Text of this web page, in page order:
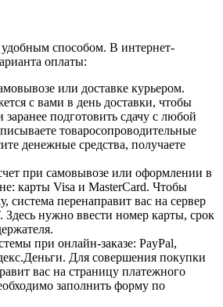
способом. В интернет-
оплаты:
или доставке курьером.
с вами в день доставки, чтобы
заранее подготовить сдачу с любой
товаросопроводительные
денежные средства, получаете
при самовывозе или оформлении в
карты Visa и MasterCard. Чтобы
система перенаправит вас на сервер
Здесь нужно ввести номер карты, срок
при онлайн-заказе: PayPal,
Для совершения покупки
вас на страницу платежного
заполнить форму по